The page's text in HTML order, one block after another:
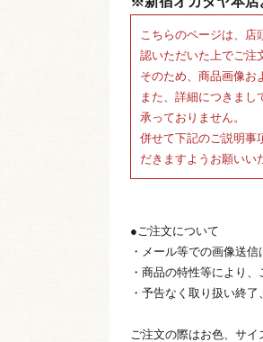
こちらのページは、
認いただいた上でご注
そのため、商品画像お
また、詳細につきま
承っておりません。
併せて下記のご説明事
だきますようお願いい
●ご注文について
・メール等での画像送
・商品の特性等により
・予告なく取り扱い終
ご注文の際はお色、サイ